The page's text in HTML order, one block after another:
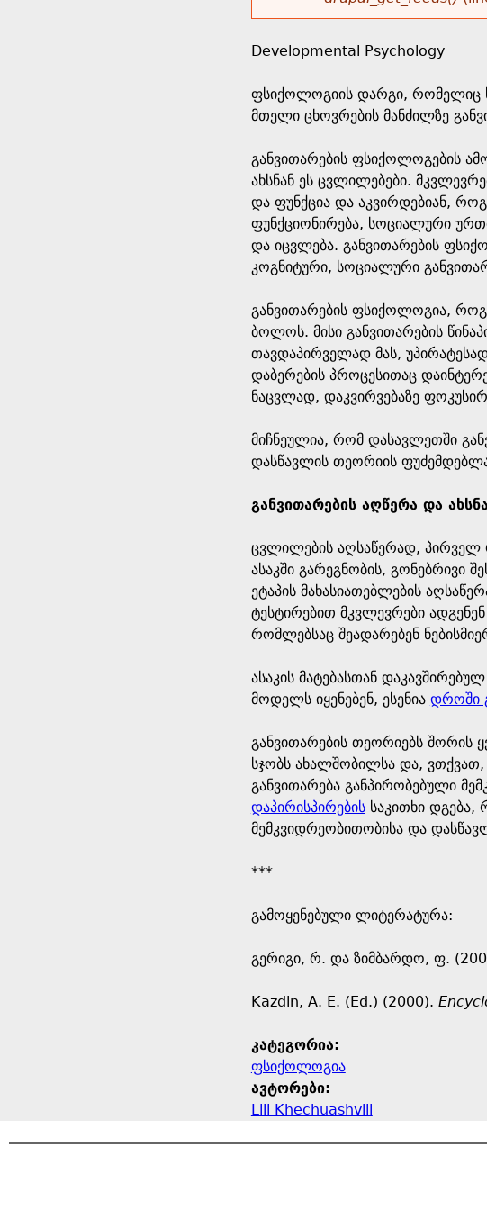
r
s
e
h
e
r
e
o
r
e
s
s
a
g
e
Developmental Psychology
ფსიქოლოგიის დარგი, რომელიც
მთელი ცხოვრების მანძილზე
განვითარების ფსიქოლოგების
ახსნან ეს ცვლილებები.
და ფუნქცია და აკვირდებიან,
ფუნქციონირება, სოციალური
და იცვლება. განვითარების
კოგნიტური, სოციალური
განვითარების ფსიქოლოგია,
ბოლოს. მისი განვითარების
თავდაპირველად მას,
დაბერების პროცესითაც
ნაცვლად, დაკვირვებაზე
მიჩნეულია, რომ დასავლეთში
დასწავლის თეორიის
განვითარების აღწერა და ახსნა
ცვლილების აღსაწერად, პირველ
ასაკში გარეგნობის, გონებრივი
ეტაპის მახასიათებლების
ტესტირებით მკვლევრები
რომლებსაც შეადარებენ
ასაკის მატებასთან
მოდელს იყენებენ, ესენია დროში
განვითარების თეორიებს შორის
სჯობს ახალშობილსა და, ვთქვათ,
განვითარება განპირობებული
დაპირისპირებისსაკითხი დგება,
მემკვიდრეობითობისა და
***
გამოყენებული ლიტერატურა:
გერიგი, რ. და ზიმბარდო, ფ.
Kazdin, A. E. (Ed.) (2000).
კატეგორია:
ფსიქოლოგია
ავტორები:
Lili Khechuashvili